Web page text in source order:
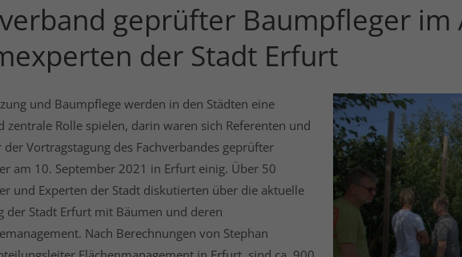
geprüfter Baumpfleger im
der Stadt Erfurt
und Baumpflege werden in den Städten eine
zentrale Rolle spielen, darin waren sich Referenten und
der Vortragstagung des Fachverbandes geprüfter
am 10. September 2021 in Erfurt einig. Über 50
und Experten der Stadt diskutierten über die aktuelle
der Stadt Erfurt mit Bäumen und deren
Nach Berechnungen von Stephan